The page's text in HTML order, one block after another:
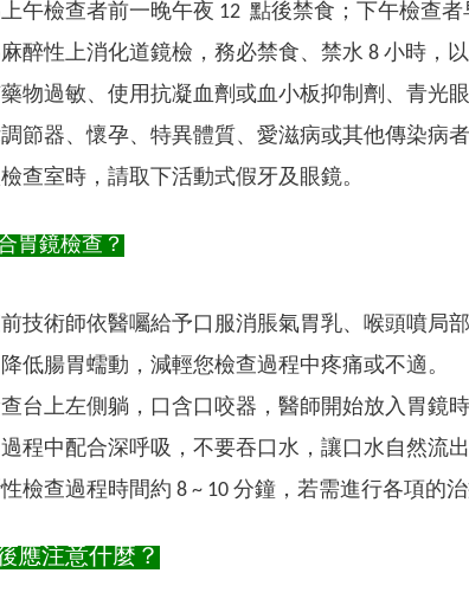
午檢查者前一晚午夜 12 點後禁食；下午檢查者
醉性上消化道鏡檢，務必禁食、禁水 8 小時，以
物過敏、使用抗凝血劑或血小板抑制劑、青光
節器、懷孕、特異體質、愛滋病或其他傳染病
查室時，請取下活動式假牙及眼鏡。
胃鏡檢查？
技術師依醫囑給予口服消脹氣胃乳、喉頭噴局
低腸胃蠕動，減輕您檢查過程中疼痛或不適。
台上左側躺，口含口咬器，醫師開始放入胃鏡
程中配合深呼吸，不要吞口水，讓口水自然流
檢查過程時間約 8 ~ 10 分鐘，若需進行各項的
應注意什麼？